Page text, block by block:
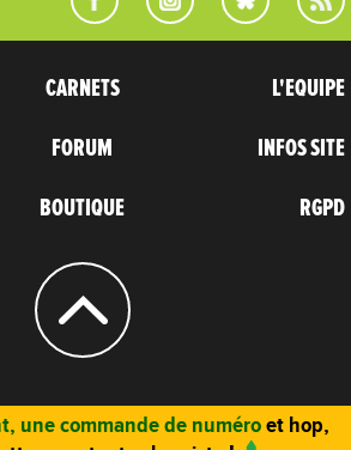
CARNETS
FORUM
BOUTIQUE
L'EQUIPE
INFOS SITE
RGPD
CARNETS D’AVENTURES
une commande de numéroet hop,